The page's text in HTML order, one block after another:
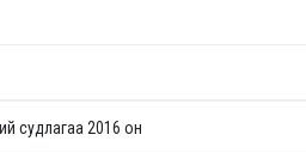
судлагаа 2016 он